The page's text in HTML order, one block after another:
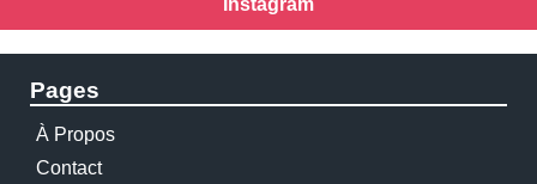
Instagram
Pages
À Propos
Contact